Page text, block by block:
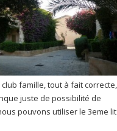
famille, tout à fait correcte,
juste de possibilité de
pouvons utiliser le 3eme lit